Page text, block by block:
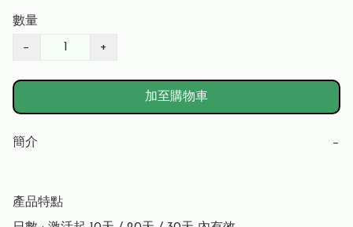
數量
− +
加至購物車
簡介 −
產品特點